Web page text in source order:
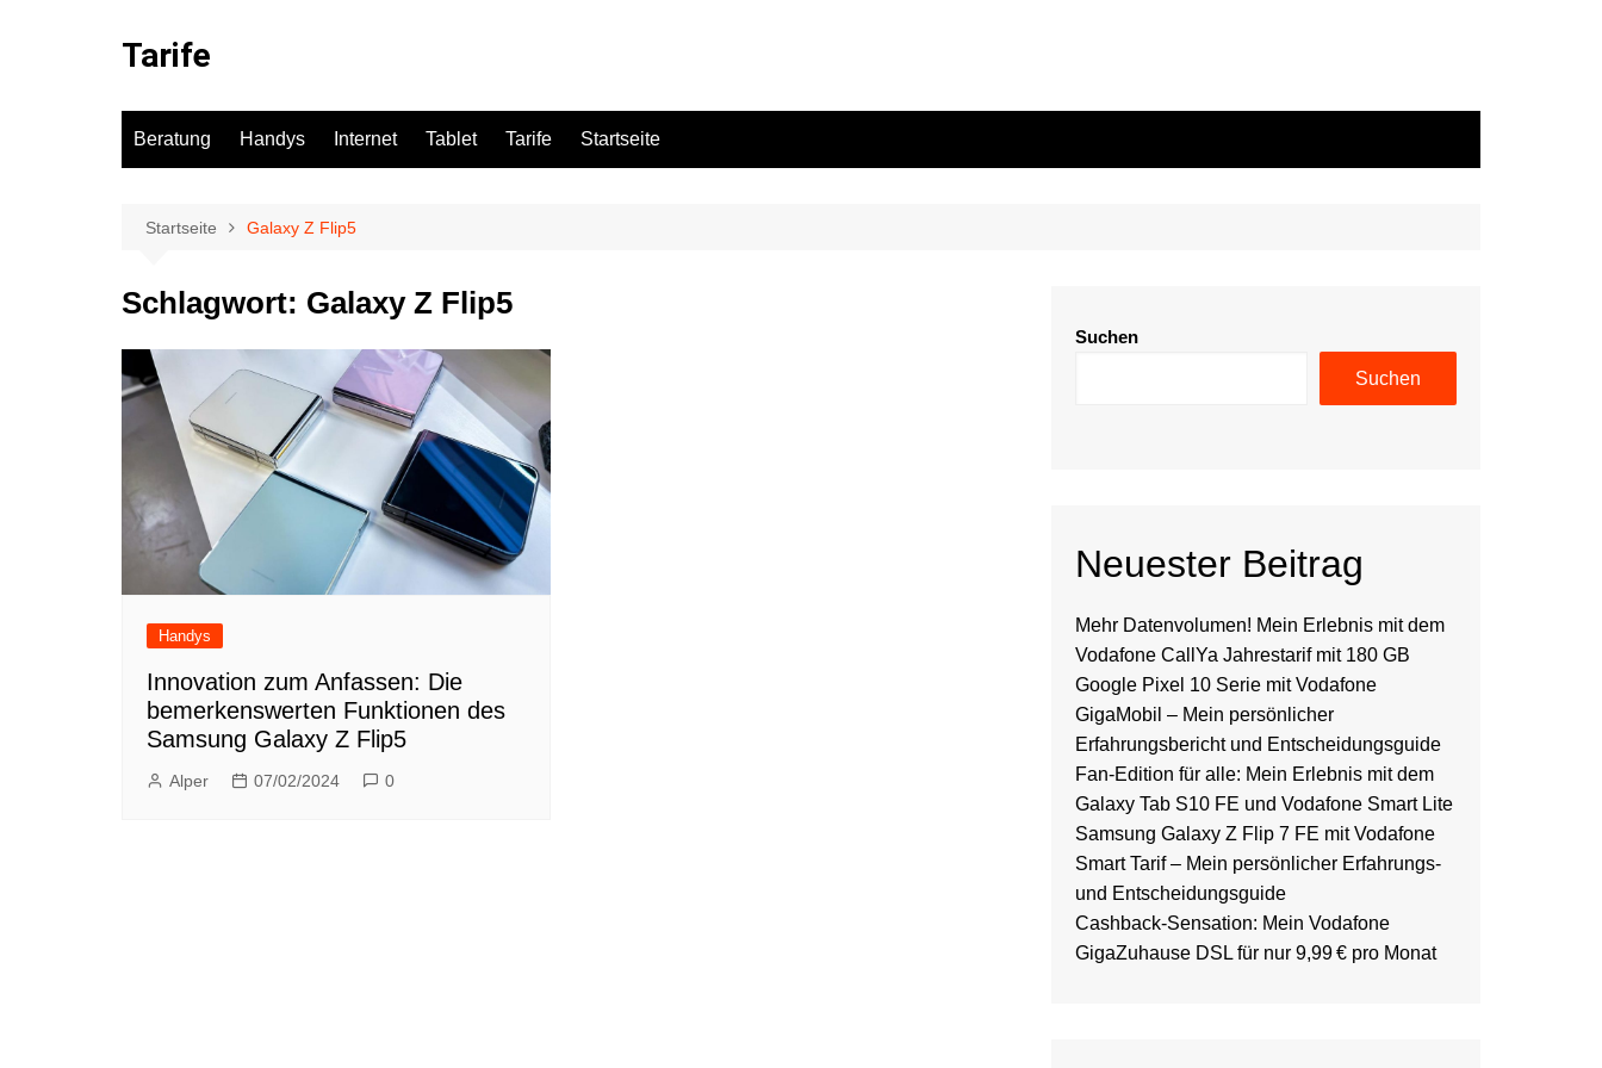
Tarife
Beratung Handys Internet Tablet Tarife Startseite
Startseite Galaxy Z Flip5
Schlagwort: Galaxy Z Flip5
Handys
Innovation zum Anfassen: Die
bemerkenswerten Funktionen des
Samsung Galaxy Z Flip5
Alper 07/02/2024 0
Suchen
Suchen
Neuester Beitrag
Mehr Datenvolumen! Mein Erlebnis mit dem
Vodafone CallYa Jahrestarif mit 180 GB
Google Pixel 10 Serie mit Vodafone
GigaMobil – Mein persönlicher
Erfahrungsbericht und Entscheidungsguide
Fan-Edition für alle: Mein Erlebnis mit dem
Galaxy Tab S10 FE und Vodafone Smart Lite
Samsung Galaxy Z Flip 7 FE mit Vodafone
Smart Tarif – Mein persönlicher Erfahrungs-
und Entscheidungsguide
Cashback-Sensation: Mein Vodafone
GigaZuhause DSL für nur 9,99 € pro Monat